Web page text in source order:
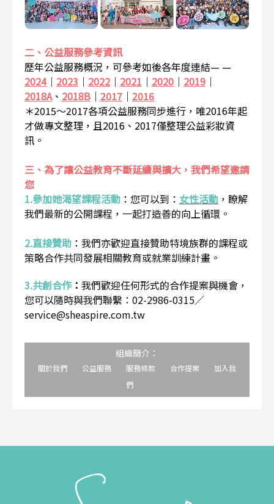
二、公益服務參考資訊
歷年公益服務概況，可參考如後各年度連結— —
2024｜ 2023 ｜ 2022 ｜ 2021 ｜ 2020 ｜ 2019 ｜
2018A、 2018B ｜ 2017 ｜ 2016
＊2015～2017各項公益服務同步進行，唯2016年起
才做專文整理，且2016、2017僅整理公益彩妝資
訊。
三、為了讓公益教育不斷延續與擴大，我們希望邀請
您
1.參加她渴望課程活動 ： 您可以到： 女性活動 ，瞭解
我們最新的公開課程，一起打造善的向上循環。
2.直接贊助 ： 我們亦歡迎直接贊助特境族群的課程或
策略合作共同發展相關教育或就業訓練計畫。
3.共創合作： 我們歡迎任何形式的合作提案與機會，
您可以隨時與我們聯繫：02-2986-0315／
service@sheaspire.com.tw
組織簡介：
關於我們 公益服務 服務條款 合作提案
加入我
們